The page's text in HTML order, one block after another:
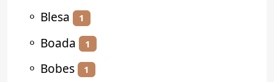
⚬ Blesa 1
⚬ Boada 1
⚬ Bobes 1